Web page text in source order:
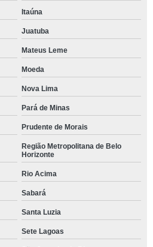
Itaúna
Juatuba
Mateus Leme
Moeda
Nova Lima
Pará de Minas
Prudente de Morais
Região Metropolitana de Belo
Horizonte
Rio Acima
Sabará
Santa Luzia
Sete Lagoas